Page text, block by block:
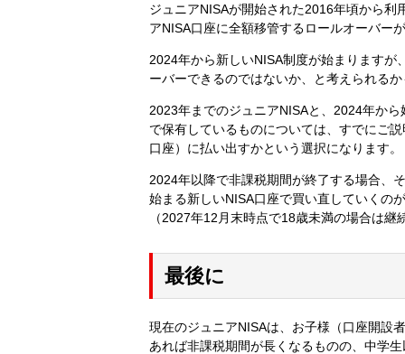
ジュニアNISAが開始された2016年頃から
アNISA口座に全額移管するロールオーバー
2024年から新しいNISA制度が始まります
ーバーできるのではないか、と考えられる
2023年までのジュニアNISAと、2024年か
で保有しているものについては、すでにご
口座）に払い出すかという選択になります。
2024年以降で非課税期間が終了する場合、
始まる新しいNISA口座で買い直していくの
（2027年12月末時点で18歳未満の場合は
最後に
現在のジュニアNISAは、お子様（口座開設
あれば非課税期間が長くなるものの、中学